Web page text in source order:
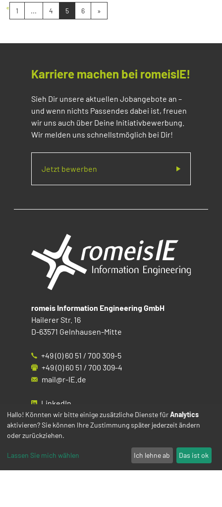
« 1 ... 4 5 6 »
Karriere machen bei romeisIE!
Sieh Dir unsere aktuellen Jobangebote an –
und wenn nichts Passendes dabei ist, freuen
wir uns auch über Deine Initiativbewerbung.
Wir melden uns schnellstmöglich bei Dir!
Jetzt bewerben
romeis Information Engineering GmbH
Hailerer Str. 16
D-63571 Gelnhausen-Mitte
+49 (0) 60 51 / 700 309-5
+49 (0) 60 51 / 700 309-4
mail@r-IE.de
LinkedIn
Instagram
Facebook
YouTube
Hallo! Könnten wir bitte einige zusätzliche Dienste fürAnalytics
aktivieren? Sie können Ihre Zustimmung später jederzeit ändern
oder zurückziehen.
Lassen Sie mich wählen Ich lehne ab Das ist ok